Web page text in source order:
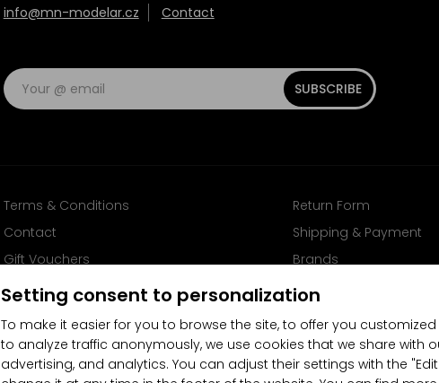
info@mn-modelar.cz Contact
SUBSCRIBE
Terms & Conditions Return Form
Contact
Shipping & Payment
Gift Vouchers
Brands
FAQ
Follow us on Facebook
Setting consent to personalization
To make it easier for you to browse the site, to offer you
to analyze traffic anonymously, we use cookies that we share with
advertising, and analytics. You can adjust their settings with the